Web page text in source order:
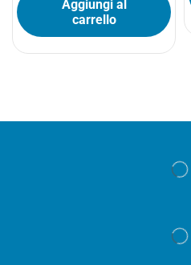
Aggiungi al
carrello